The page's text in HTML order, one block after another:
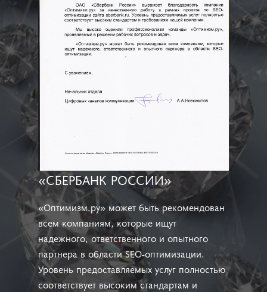
«СБЕРБАНК РОССИИ»
«Оптимизм.ру» может быть рекомендован
всем компаниям, которые ищут
надежного, ответственного и опытного
партнера в области SEO-оптимизации.
Уровень предоставляемых услуг полностью
соответствует высоким стандартам и